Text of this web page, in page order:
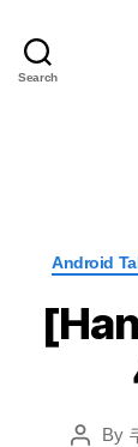
Search
Android
PostBy